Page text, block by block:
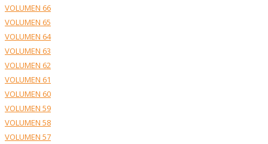
VOLUMEN 66
VOLUMEN 65
VOLUMEN 64
VOLUMEN 63
VOLUMEN 62
VOLUMEN 61
VOLUMEN 60
VOLUMEN 59
VOLUMEN 58
VOLUMEN 57